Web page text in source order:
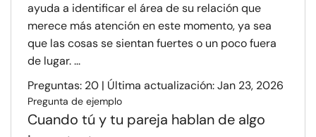
ayuda a identificar el área de su relación que
merece más atención en este momento, ya sea
que las cosas se sientan fuertes o un poco fuera
de lugar. ...
Preguntas: 20 | Última actualización: Jan 23, 2026
Pregunta de ejemplo
Cuando tú y tu pareja hablan de algo